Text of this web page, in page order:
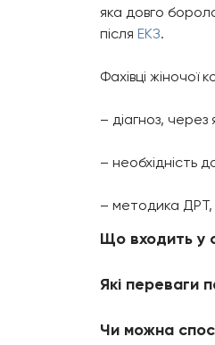
яка довго
після ЕКЗ.
Фахівці жіночої
– діагноз,
– необхідність
– методика ДРТ,
Що входить у
Які переваги
Чи можна